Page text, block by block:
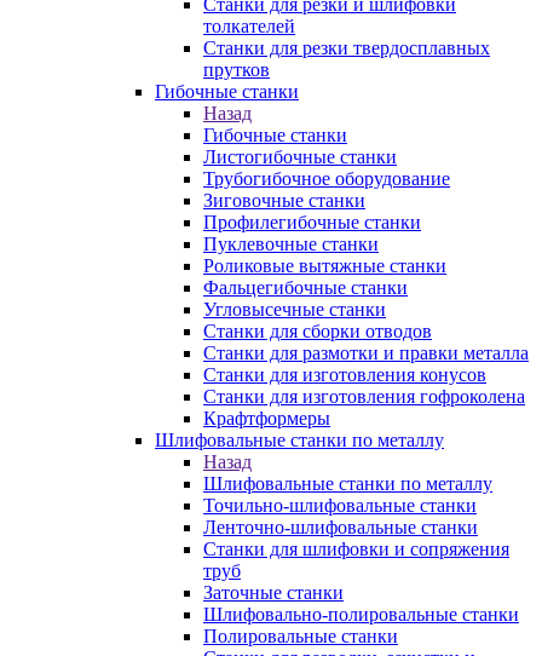
Станки для резки и шлифовки
толкателей
Станки для резки твердосплавных
прутков
Гибочные станки
Назад
Гибочные станки
Листогибочные станки
Трубогибочное оборудование
Зиговочные станки
Профилегибочные станки
Пуклевочные станки
Роликовые вытяжные станки
Фальцегибочные станки
Угловысечные станки
Станки для сборки отводов
Станки для размотки и правки металла
Станки для изготовления конусов
Станки для изготовления гофроколена
Крафтформеры
Шлифовальные станки по металлу
Назад
Шлифовальные станки по металлу
Точильно-шлифовальные станки
Ленточно-шлифовальные станки
Станки для шлифовки и сопряжения
труб
Заточные станки
Шлифовально-полировальные станки
Полировальные станки